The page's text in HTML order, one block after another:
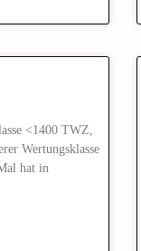
<1400 TWZ,
Wertungsklasse
hat in